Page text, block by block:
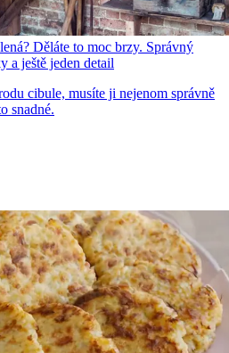
Děláte to moc brzy. Správný
a ještě jeden detail
cibule, musíte ji nejenom správně
snadné.